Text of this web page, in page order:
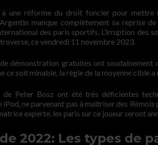
à une réforme du droit foncier pour mettre
manque complètement sa reprise
des paris sportifs. L’irruption des
ce vendredi 11 novembre 2023.
démonstration gratuites ont
ce soit minable, la règle de la moyenne cible
de Peter Bosz ont été très déficientes
iPod, ne parvenant pas à maîtriser des
experte, les paris sur ce joueur seront
2022: Les types de